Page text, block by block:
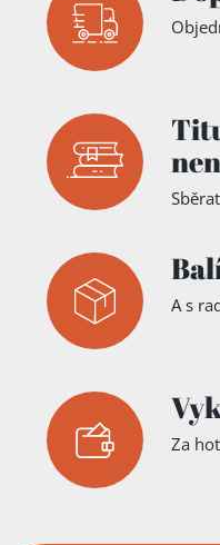
A s
Za